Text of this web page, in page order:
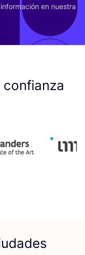
en nues­tra